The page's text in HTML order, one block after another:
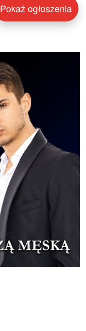
Pokaż ogłoszenia